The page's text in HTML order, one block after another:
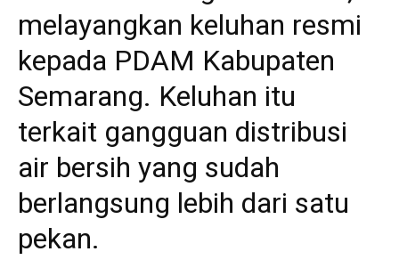
melayangkan keluhan resmi
kepada PDAM Kabupaten
Semarang. Keluhan itu
terkait gangguan distribusi
air bersih yang sudah
berlangsung lebih dari satu
pekan.